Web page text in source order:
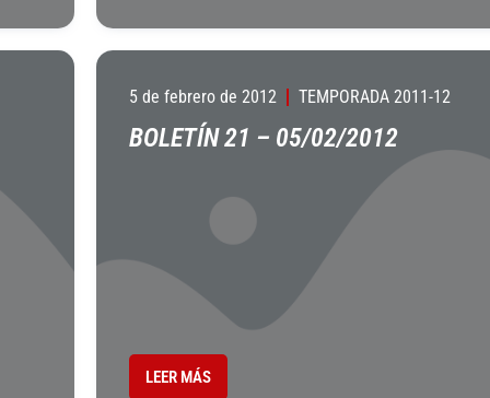
5 de febrero de 2012 TEMPORADA 2011-12
BOLETÍN 21 – 05/02/2012
LEER MÁS